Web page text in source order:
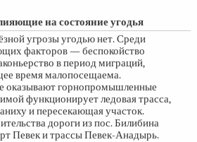
на состояние угодья
угрозы угодью нет. Среди
факторов — беспокойство
в период миграций,
время малопосещаема.
оказывают горнопромышленные
функционирует ледовая трасса,
и пересекающая участок.
дороги из пос. Билибина
Певек и трассы Певек-Анадырь.